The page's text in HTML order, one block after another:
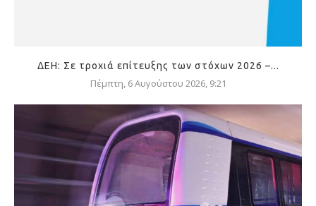
ΔΕΗ: Σε τροχιά επίτευξης των στόχων 2026 –...
Πέμπτη, 6 Αυγούστου 2026, 9:21